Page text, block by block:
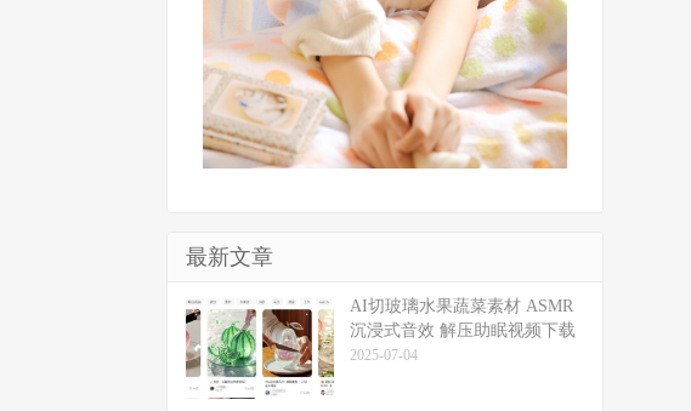
最新文章
​​AI切玻璃水果蔬菜素材 ASMR
沉浸式音效 解压助眠视频下载
2025-07-04